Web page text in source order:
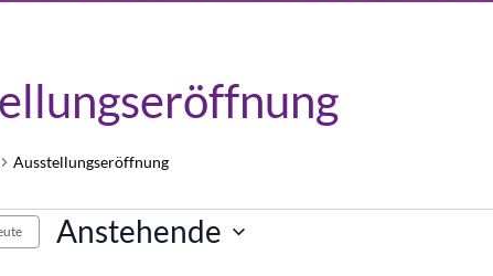
Ausstellungseröffnung
Anstehende